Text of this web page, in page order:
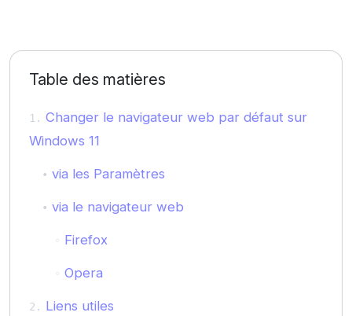
Table des matières
Changer le navigateur web par défaut sur
Windows 11
via les Paramètres
via le navigateur web
Firefox
Opera
Liens utiles